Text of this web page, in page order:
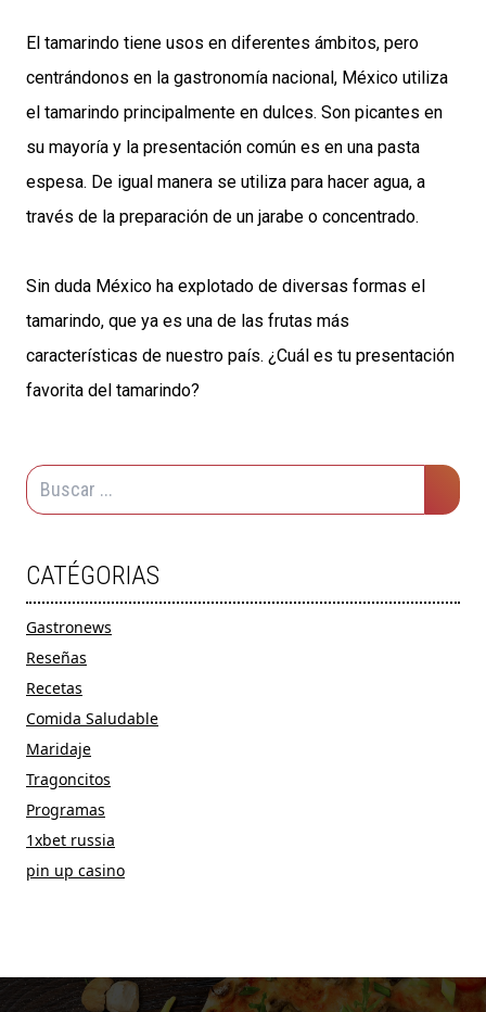
El tamarindo tiene usos en diferentes ámbitos, pero
centrándonos en la gastronomía nacional, México utiliza
el tamarindo principalmente en dulces. Son picantes en
su mayoría y la presentación común es en una pasta
espesa. De igual manera se utiliza para hacer agua, a
través de la preparación de un jarabe o concentrado.
Sin duda México ha explotado de diversas formas el
tamarindo, que ya es una de las frutas más
características de nuestro país. ¿Cuál es tu presentación
favorita del tamarindo?
CATÉGORIAS
Gastronews
Reseñas
Recetas
Comida Saludable
Maridaje
Tragoncitos
Programas
1xbet russia
pin up casino